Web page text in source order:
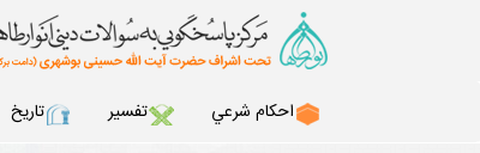
احكام شرعي تفسير تاريخ